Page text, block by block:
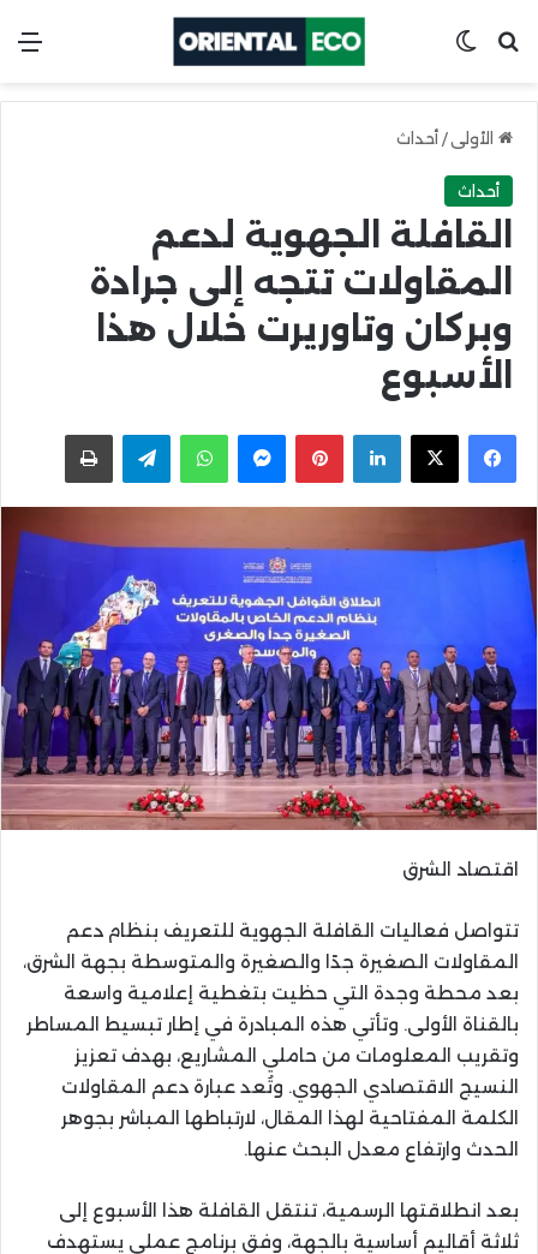
ابحث عنSwitch skin
الأولى / أحداث
أحداث
القافلة الجهوية لدعم
المقاولات تتجه إلى جرادة
وبركان وتاوريرت خلال هذا
الأسبوع
Facebook
X
LinkedIn
Pinterest
Messenger
WhatsApp
Telegramاطبعها
اقتصاد الشرق
تتواصل فعاليات القافلة الجهوية للتعريف بنظام دعم
المقاولات الصغيرة جدًا والصغيرة والمتوسطة بجهة الشرق،
بعد محطة وجدة التي حظيت بتغطية إعلامية واسعة
بالقناة الأولى. وتأتي هذه المبادرة في إطار تبسيط المساطر
وتقريب المعلومات من حاملي المشاريع، بهدف تعزيز
النسيج الاقتصادي الجهوي. وتُعد عبارة دعم المقاولات
الكلمة المفتاحية لهذا المقال، لارتباطها المباشر بجوهر
الحدث وارتفاع معدل البحث عنها.
بعد انطلاقتها الرسمية، تنتقل القافلة هذا الأسبوع إلى
ثلاثة أقاليم أساسية بالجهة، وفق برنامج عملي يستهدف